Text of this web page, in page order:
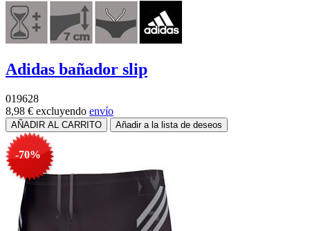
Adidas bañador slip
019628
8,98 € excluyendo envío
-70%